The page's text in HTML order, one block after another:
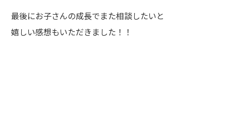
最後にお子さんの成長でまた相談したいと
嬉しい感想もいただきました！！